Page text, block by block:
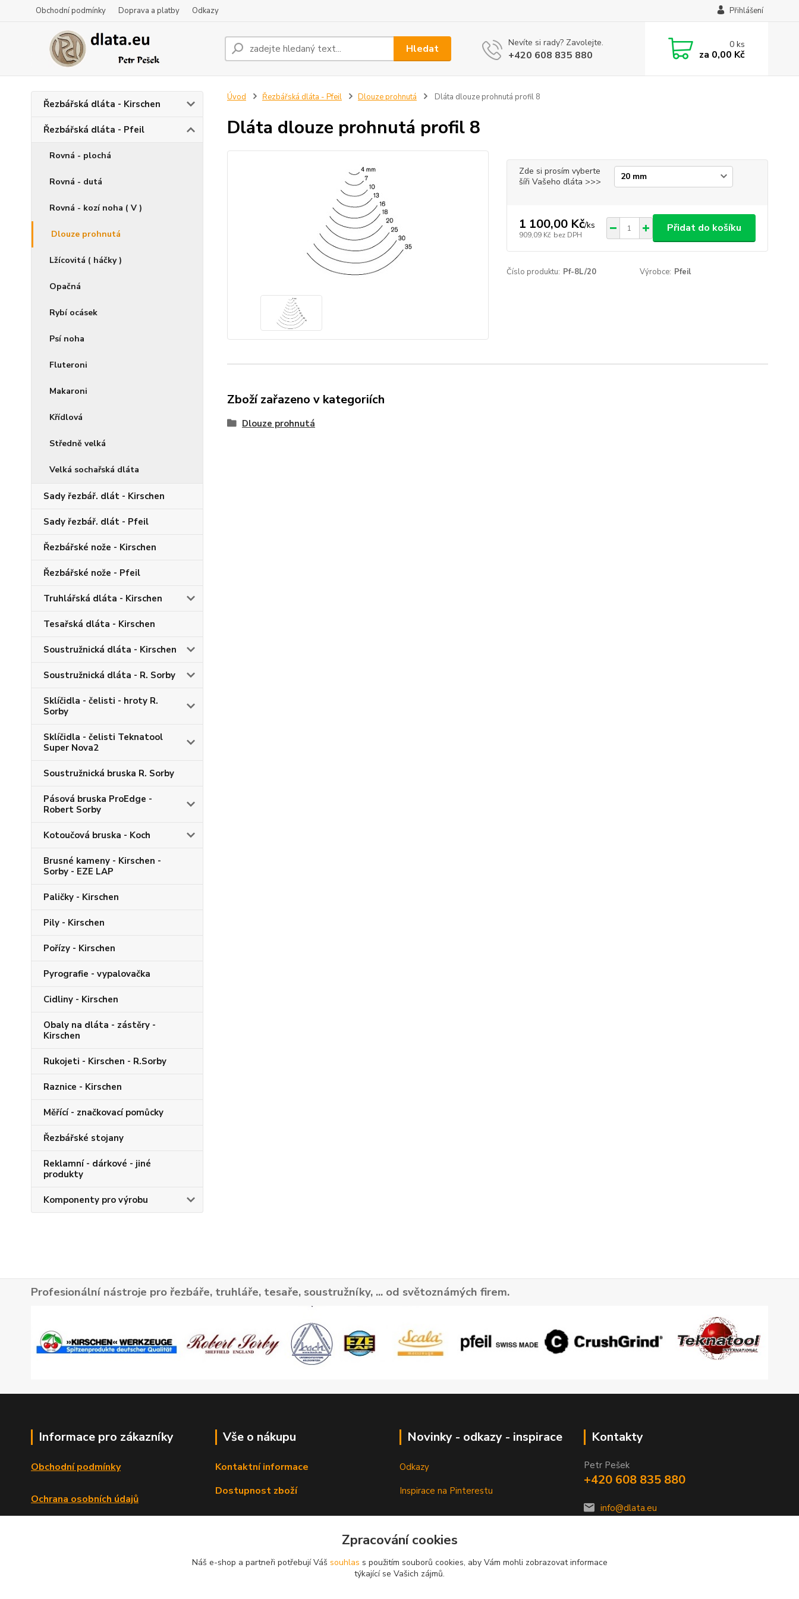
Obchodní podmínky Doprava a platby Odkazy Přihlášení
Hledat Nevíte si rady? Zavolejte.
+420 608 835 880
0ks
za 0,00 Kč
Řezbářská dláta - Kirschen
Řezbářská dláta - Pfeil
Rovná - plochá
Rovná - dutá
Rovná - kozí noha ( V )
Dlouze prohnutá
Lžícovitá ( háčky )
Opačná
Rybí ocásek
Psí noha
Fluteroni
Makaroni
Křídlová
Středně velká
Velká sochařská dláta
Sady řezbář. dlát - Kirschen
Sady řezbář. dlát - Pfeil
Řezbářské nože - Kirschen
Řezbářské nože - Pfeil
Truhlářská dláta - Kirschen
Tesařská dláta - Kirschen
Soustružnická dláta - Kirschen
Soustružnická dláta - R. Sorby
Sklíčidla - čelisti - hroty R.
Sorby
Sklíčidla - čelisti Teknatool
Super Nova2
Soustružnická bruska R. Sorby
Pásová bruska ProEdge -
Robert Sorby
Kotoučová bruska - Koch
Brusné kameny - Kirschen -
Sorby - EZE LAP
Paličky - Kirschen
Pily - Kirschen
Pořízy - Kirschen
Pyrografie - vypalovačka
Cidliny - Kirschen
Obaly na dláta - zástěry -
Kirschen
Rukojeti - Kirschen - R.Sorby
Raznice - Kirschen
Měřící - značkovací pomůcky
Řezbářské stojany
Reklamní - dárkové - jiné
produkty
Komponenty pro výrobu
Úvod Řezbářská dláta - Pfeil Dlouze prohnutá Dláta dlouze prohnutá profil 8
Dláta dlouze prohnutá profil 8
Zde si prosím vyberte
šíři Vašeho dláta >>>
1 100,00 Kč/ks
909,09 Kč bez DPH
Přidat do košíku
Číslo produktu: Pf-8L/20 Výrobce: Pfeil
Zboží zařazeno v kategoriích
Dlouze prohnutá
Profesionální nástroje pro řezbáře, truhláře, tesaře, soustružníky, ... od světoznámých firem.
Informace pro zákazníky
Obchodní podmínky
Ochrana osobních údajů
Vše o nákupu
Kontaktní informace
Dostupnost zboží
Novinky - odkazy - inspirace
Odkazy
Inspirace na Pinterestu
Kontakty
Petr Pešek
+420 608 835 880
info@dlata.eu
Zpracování cookies
Náš e-shop a partneři potřebují Váš souhlas s použitím souborů cookies, aby Vám mohli zobrazovat informace
týkající se Vašich zájmů.